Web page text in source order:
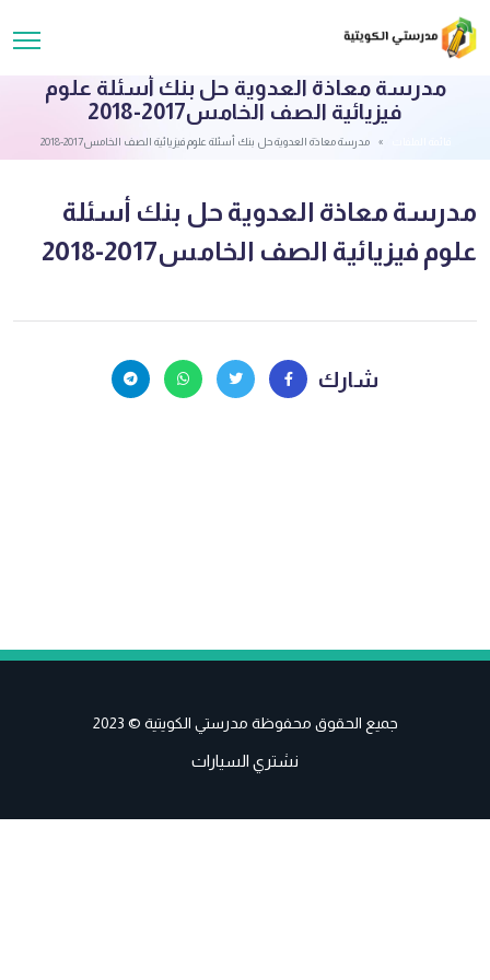
مدرسة معاذة العدوية حل بنك أسئلة علوم
فيزيائية الصف الخامس2017-2018
مدرسة معاذة العدوية حل بنك أسئلة علوم فيزيائية الصف الخامس2017-2018
مدرسة معاذة العدوية حل بنك أسئلة
علوم فيزيائية الصف الخامس2017-2018
شارك
جميع الحقوق محفوظة مدرستي الكويتية © 2023
نشتري السيارات